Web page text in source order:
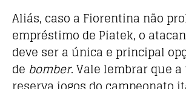
Aliás, caso a Fiorentina não
empréstimo de Piatek, o
deve ser a única e principal
de bomber. Vale lembrar que